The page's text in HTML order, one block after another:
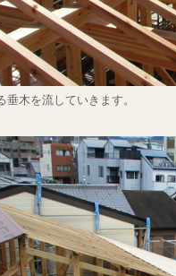
垂木を流していきます。